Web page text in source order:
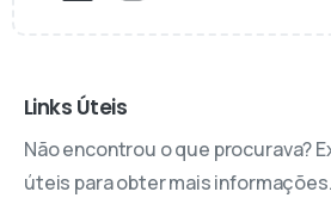
Links Úteis
Não encontrou o que procurava?
úteis para obter mais informações.